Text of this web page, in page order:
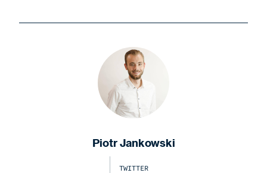
Piotr Jankowski
TWITTER